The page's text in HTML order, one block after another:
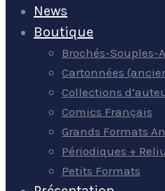
News
Boutique
Brochés-Souples-
Cartonnées
Collections
Comics Français
Grands Formats
Périodiques +
Petits Formats